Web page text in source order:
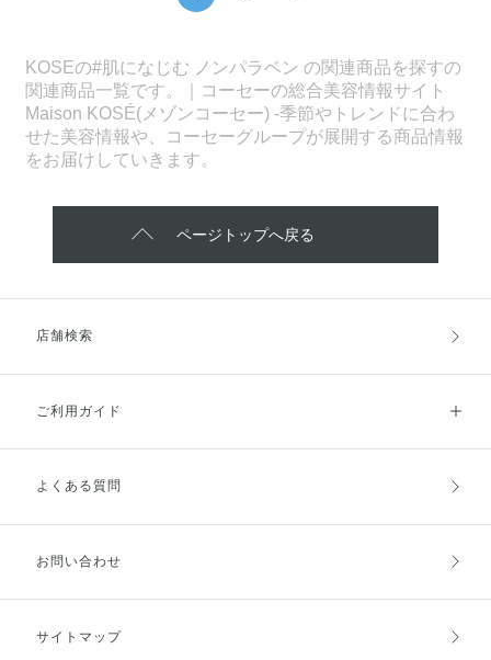
KOSEの#肌になじむ ノンパラベン の関連商品を探すの
関連商品一覧です。｜コーセーの総合美容情報サイト
Maison KOSÉ(メゾンコーセー) -季節やトレンドに合わ
せた美容情報や、コーセーグループが展開する商品情報
をお届けしていきます。
ページトップへ戻る
店舗検索
ご利用ガイド
ご利用ガイドトップ
お支払方法
キャンセル・返品・交換
よくある質問
お問い合わせ
サイトマップ